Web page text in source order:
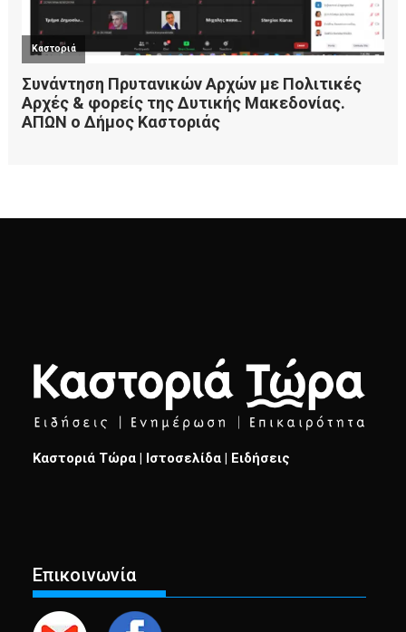
Καστοριά Τώρα | Ιστοσελίδα | Ειδήσεις
Επικοινωνία